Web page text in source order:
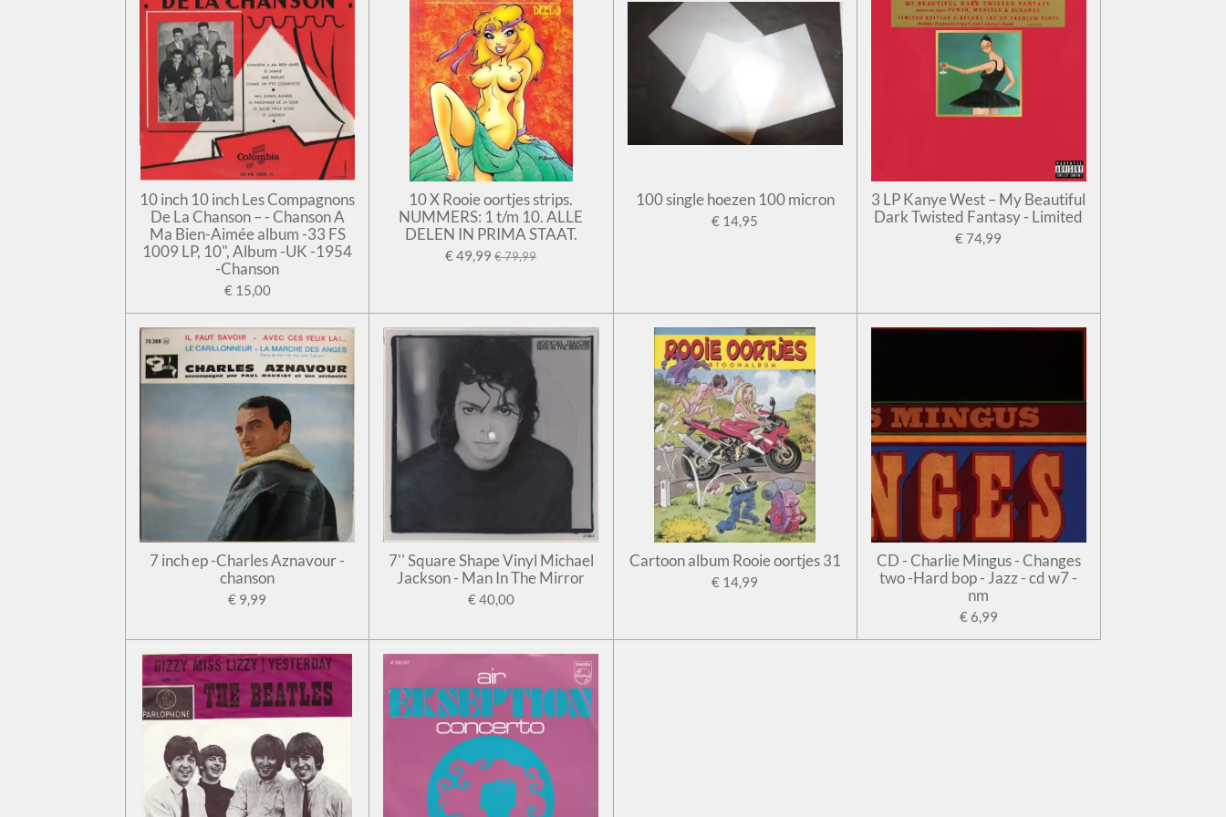
10 inch 10 inch Les Compagnons
De La Chanson – - Chanson A
Ma Bien-Aimée album -33 FS
1009 LP, 10", Album -UK -1954
-Chanson
€ 15,00
10 X Rooie oortjes strips.
NUMMERS: 1 t/m 10. ALLE
DELEN IN PRIMA STAAT.
€ 49,99 € 79,99
100 single hoezen 100 micron
€ 14,95
3 LP Kanye West – My Beautiful
Dark Twisted Fantasy - Limited
€ 74,99
7 inch ep -Charles Aznavour -
chanson
€ 9,99
7'' Square Shape Vinyl Michael
Jackson - Man In The Mirror
€ 40,00
Cartoon album Rooie oortjes 31
€ 14,99
CD - Charlie Mingus - Changes
two -Hard bop - Jazz - cd w7 -
nm
€ 6,99